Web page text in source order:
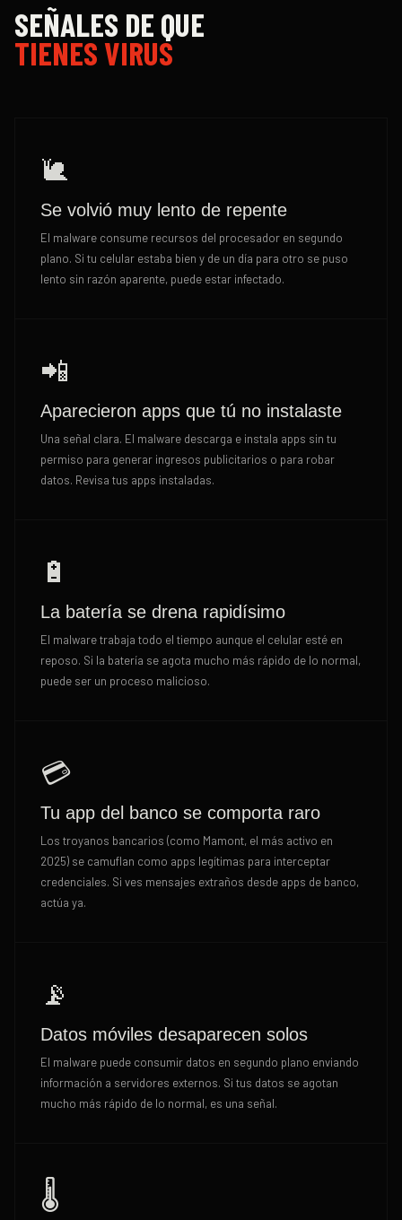
SEÑALES DE QUE
TIENES VIRUS
🐌
Se volvió muy lento de repente
El malware consume recursos del procesador en segundo
plano. Si tu celular estaba bien y de un día para otro se puso
lento sin razón aparente, puede estar infectado.
📲
Aparecieron apps que tú no instalaste
Una señal clara. El malware descarga e instala apps sin tu
permiso para generar ingresos publicitarios o para robar
datos. Revisa tus apps instaladas.
🔋
La batería se drena rapidísimo
El malware trabaja todo el tiempo aunque el celular esté en
reposo. Si la batería se agota mucho más rápido de lo normal,
puede ser un proceso malicioso.
💳
Tu app del banco se comporta raro
Los troyanos bancarios (como Mamont, el más activo en
2025) se camuflan como apps legítimas para interceptar
credenciales. Si ves mensajes extraños desde apps de banco,
actúa ya.
📡
Datos móviles desaparecen solos
El malware puede consumir datos en segundo plano enviando
información a servidores externos. Si tus datos se agotan
mucho más rápido de lo normal, es una señal.
🌡️